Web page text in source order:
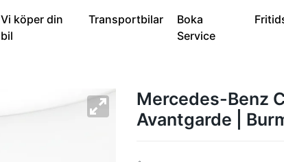
Vi köper din
bil
Transportbilar
Boka
Service
Mercedes-Benz
Avantgarde |